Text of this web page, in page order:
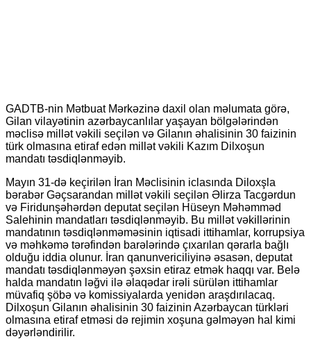
GADTB-nin Mətbuat Mərkəzinə daxil olan məlumata görə,
Gilan vilayətinin azərbaycanlılar yaşayan bölgələrindən
məclisə millət vəkili seçilən və Gilanın əhalisinin 30 faizinin
türk olmasına etiraf edən millət vəkili Kazım Dilxoşun
mandatı təsdiqlənməyib.
Mayın 31-də keçirilən İran Məclisinin iclasında Diloxşla
bərabər Gəçsarandan millət vəkili seçilən Əlirza Tacgərdun
və Firidunşəhərdən deputat seçilən Hüseyn Məhəmməd
Salehinin mandatları təsdiqlənməyib. Bu millət vəkillərinin
mandatının təsdiqlənməməsinin iqtisadi ittihamlar, korrupsiya
və məhkəmə tərəfindən barələrində çıxarılan qərarla bağlı
olduğu iddia olunur. İran qanunvericiliyinə əsasən, deputat
mandatı təsdiqlənməyən şəxsin etiraz etmək haqqı var. Belə
halda mandatın ləğvi ilə əlaqədar irəli sürülən ittihamlar
müvafiq şöbə və komissiyalarda yenidən araşdırılacaq.
Dilxoşun Gilanın əhalisinin 30 faizinin Azərbaycan türkləri
olmasına etiraf etməsi də rejimin xoşuna gəlməyən hal kimi
dəyərləndirilir.